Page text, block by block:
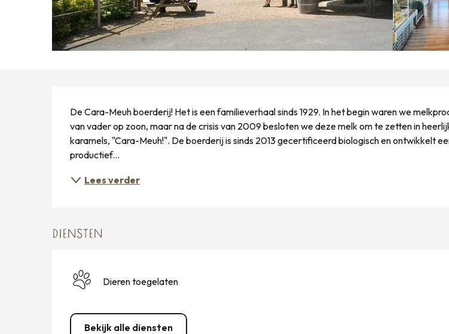
De Cara-Meuh boerderij! Het is een familieverhaal sinds 1929. In het begin waren we
van vader op zoon, maar na de crisis van 2009 besloten we deze melk om te zetten in
karamels, "Cara-Meuh!". De boerderij is sinds 2013 gecertificeerd biologisch en ontwikkelt
productief...
Lees verder
DIENSTEN
Dieren toegelaten
Bekijk alle diensten